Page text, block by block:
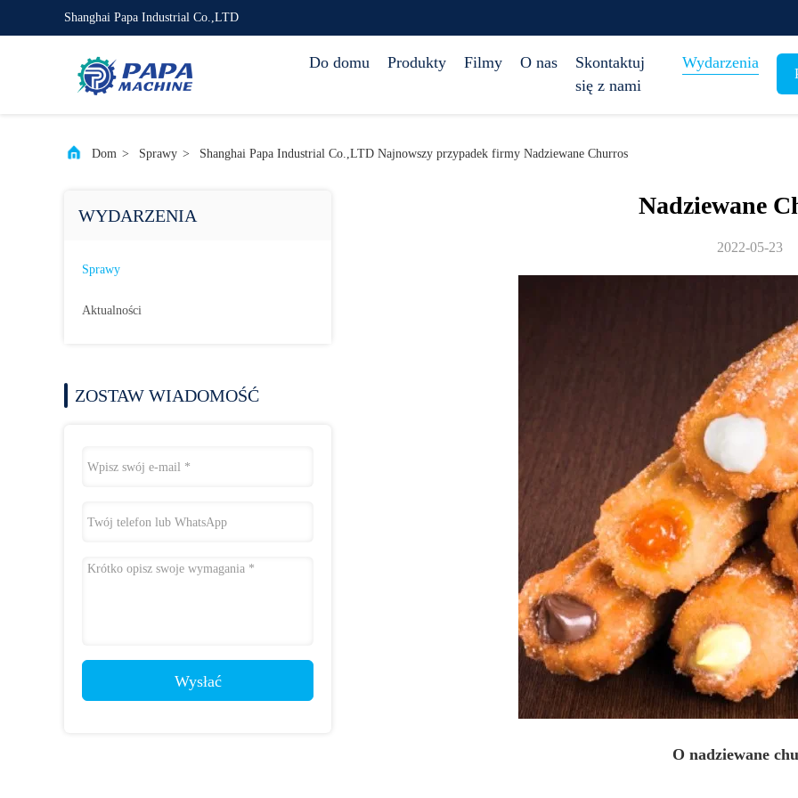
Shanghai Papa Industrial Co.,LTD
Do domu Produkty Filmy O nas
Skontaktuj
się z nami
Wydarzenia
Dom > Sprawy > Shanghai Papa Industrial Co.,LTD Najnowszy przypadek firmy Nadziewane Churros
WYDARZENIA
Sprawy
Aktualności
ZOSTAW WIADOMOŚĆ
Wysłać
Nadziewane
2022-05-23
O nadziewane